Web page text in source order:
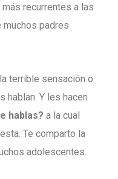
recurrentes a las
muchos padres
terrible sensación o
hablan. Y les hacen
hablas? a la cual
Te comparto la
adolescentes.